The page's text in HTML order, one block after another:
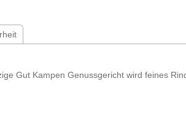
Gut Kampen Genussgericht wird feines